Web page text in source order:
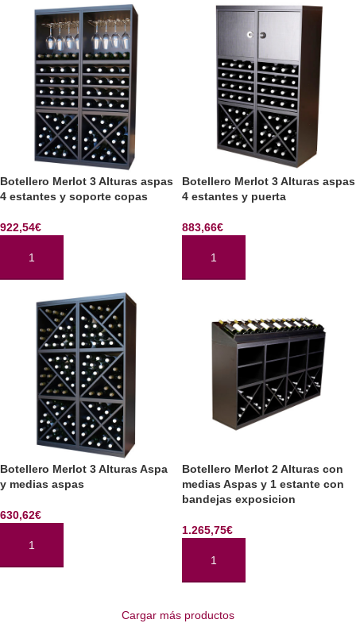
Botellero Merlot 3 Alturas aspas
4 estantes y soporte copas
922,54€
AÑADIR AL CARRITO
Botellero Merlot 3 Alturas aspas
4 estantes y puerta
883,66€
AÑADIR AL CARRITO
Botellero Merlot 3 Alturas Aspa
y medias aspas
630,62€
AÑADIR AL CARRITO
Botellero Merlot 2 Alturas con
medias Aspas y 1 estante con
bandejas exposicion
1.265,75€
AÑADIR AL CARRITO
Cargar más productos